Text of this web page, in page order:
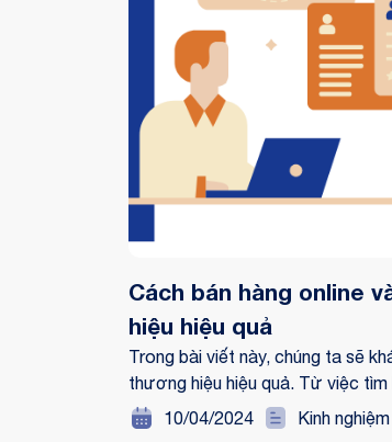
Cách bán hàng online
hiệu hiệu quả
Trong bài viết này, chúng ta sẽ
thương hiệu hiệu quả. Từ việc
đáo, đến chiến lược bán hàng
thông tin và hướng dẫn để thành
10/04/2024 Kinh